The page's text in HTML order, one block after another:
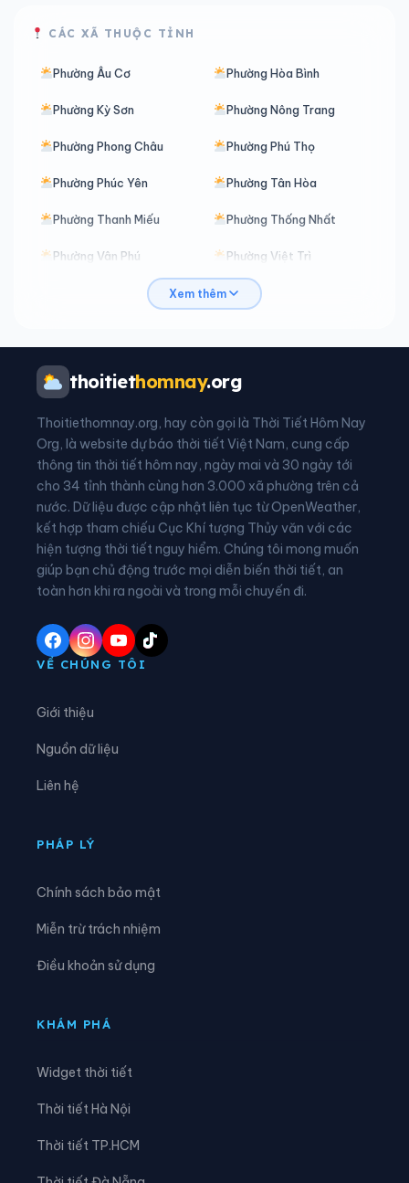
CÁC XÃ THUỘC TỈNH
Phường Âu Cơ Phường Hòa Bình
Phường Kỳ Sơn Phường Nông Trang
Phường Phong Châu Phường Phú Thọ
Phường Phúc Yên Phường Tân Hòa
Phường Thanh Miếu Phường Thống Nhất
Phường Vân Phú Phường Việt Trì
Phường Vĩnh Phúc Phường Vĩnh Yên
Xã An Nghĩa
Xã Bằng Luân
Xã Bình Nguyên Xã Bình Phú
Xã Bình Tuyền Xã Bình Xuyên
Xã Cẩm Khê Xã Cao Dương
Xã Cao Phong Xã Cao Sơn
Xã Chân Mộng Xã Chí Đám
Xã Chí Tiên
Xã Đà Bắc
Xã Đức Nhàn
Xã Hợp Lý
Xem thêm
thoitiethomnay.org
Thoitiethomnay.org, hay còn gọi là Thời Tiết Hôm Nay
Org, là website dự báo thời tiết Việt Nam, cung cấp
thông tin thời tiết hôm nay, ngày mai và 30 ngày tới
cho 34 tỉnh thành cùng hơn 3.000 xã phường trên cả
nước. Dữ liệu được cập nhật liên tục từ OpenWeather,
kết hợp tham chiếu Cục Khí tượng Thủy văn với các
hiện tượng thời tiết nguy hiểm. Chúng tôi mong muốn
giúp bạn chủ động trước mọi diễn biến thời tiết, an
toàn hơn khi ra ngoài và trong mỗi chuyến đi.
VỀ CHÚNG TÔI
Giới thiệu
Nguồn dữ liệu
Liên hệ
PHÁP LÝ
Chính sách bảo mật
Miễn trừ trách nhiệm
Điều khoản sử dụng
KHÁM PHÁ
Widget thời tiết
Thời tiết Hà Nội
Thời tiết TP.HCM